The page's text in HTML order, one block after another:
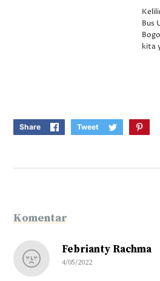
Bus
kita
Share Tweet
Komentar
Febrianty Rachma
4/05/2022